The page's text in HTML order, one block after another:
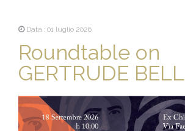
Data : 01 luglio 2026
Roundtable on
GERTRUDE BELL